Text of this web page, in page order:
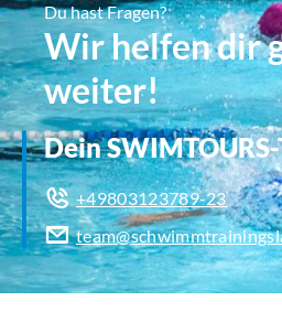
Du hast Fragen?
Wir helfen dir
weiter!
Dein
+49803123789-23